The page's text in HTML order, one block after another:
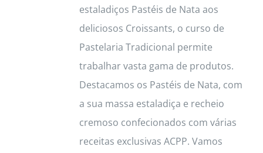
be
chosen
on
the
product
page
estaladiços Pastéis de Nata aos
deliciosos Croissants, o curso de
Pastelaria Tradicional permite
trabalhar vasta gama de produtos.
Destacamos os Pastéis de Nata, com
a sua massa estaladiça e recheio
cremoso confecionados com várias
receitas exclusivas ACPP. Vamos